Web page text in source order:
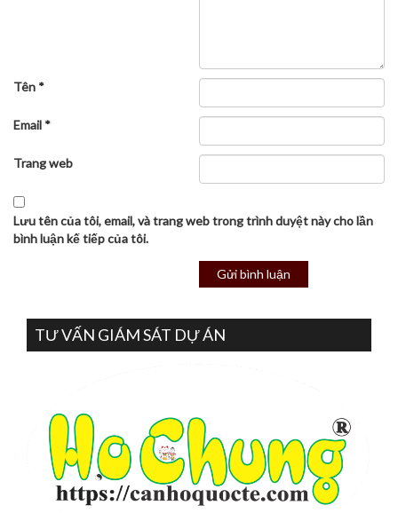
Tên *
Email *
Trang web
Lưu tên của tôi, email, và trang web trong trình duyệt này cho lần
bình luận kế tiếp của tôi.
TƯ VẤN GIÁM SÁT DỰ ÁN